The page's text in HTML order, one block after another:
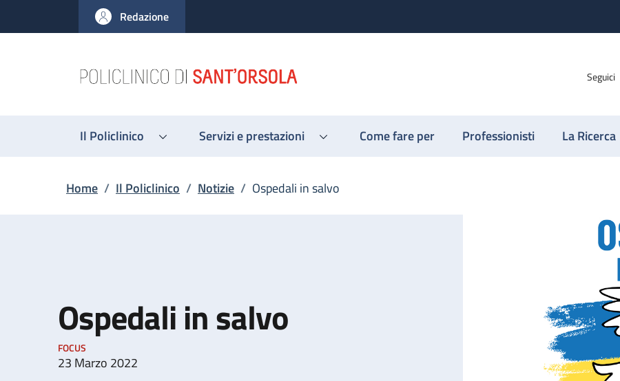
al contenuto principale
to footer content
Redazione
Seguici
Il Policlinico Servizi e prestazioni Come fare per Professionisti La Ricerca
Briciole di pane
Home / Il Policlinico / Notizie / Ospedali in salvo
Ospedali in salvo
FOCUS
23 Marzo 2022